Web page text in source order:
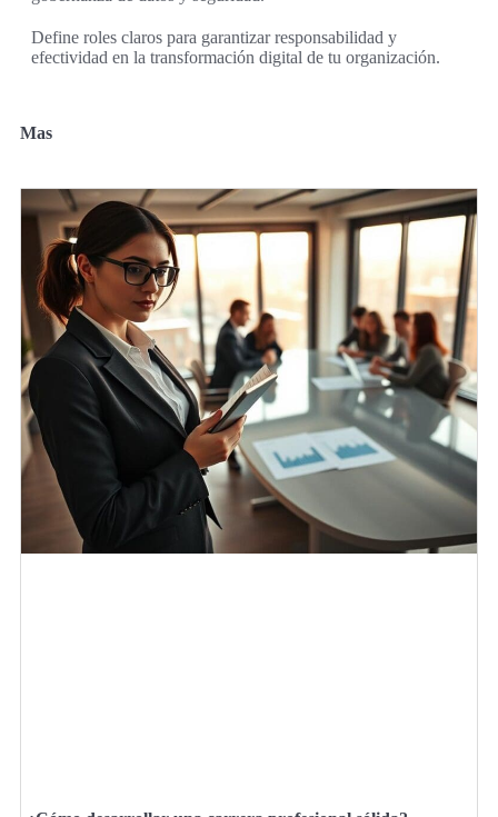
Define roles claros para garantizar responsabilidad y
efectividad en la transformación digital de tu organización.
Mas